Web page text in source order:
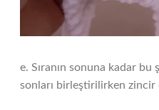
e. Sıranın sonuna kadar bu
sonları birleştirilirken zincir